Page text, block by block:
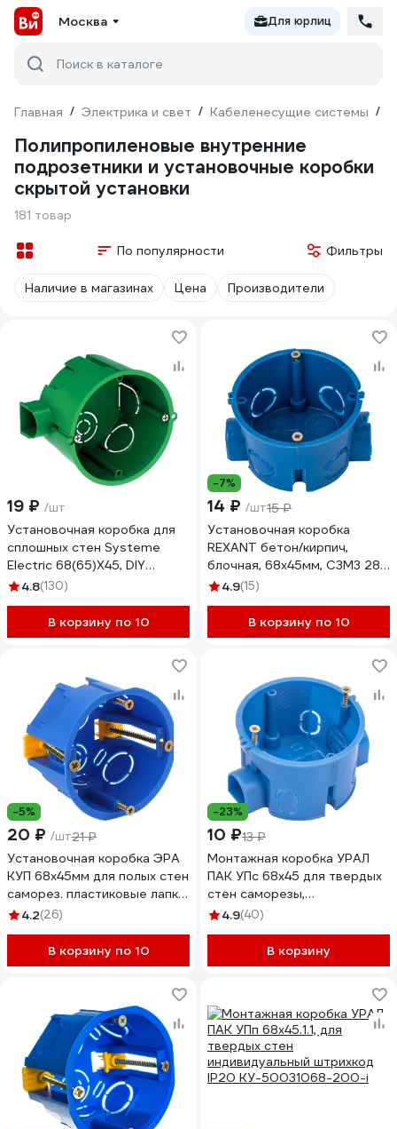
Москва Для юрлиц
Поиск в каталоге
Главная / Электрика и свет / Кабеленесущие системы /
Полипропиленовые внутренние
подрозетники и установочные коробки
скрытой установки
181 товар
По популярности Фильтры
Наличие в магазинах Цена Производители
19 ₽ /шт
Установочная коробка для
сплошных стен Systeme
Electric 68(65)X45, DIY
IMT351001
4.8(130)
В корзину по 10
-7%
14 ₽ /шт15 ₽
Установочная коробка
REXANT бетон/кирпич,
блочная, 68х45мм, С3М3 28-
3046
4.9(15)
В корзину по 10
-5%
20 ₽ /шт21 ₽
Установочная коробка ЭРА
КУП 68х45мм для полых стен
саморез. пластиковые лапки
синяя IP30 Б0037430
4.2(26)
В корзину по 10
-23%
10 ₽13 ₽
Монтажная коробка УРАЛ
ПАК УПс 68х45 для твердых
стен саморезы,
индивидуальный штрихкод
4.9(40)
В корзину